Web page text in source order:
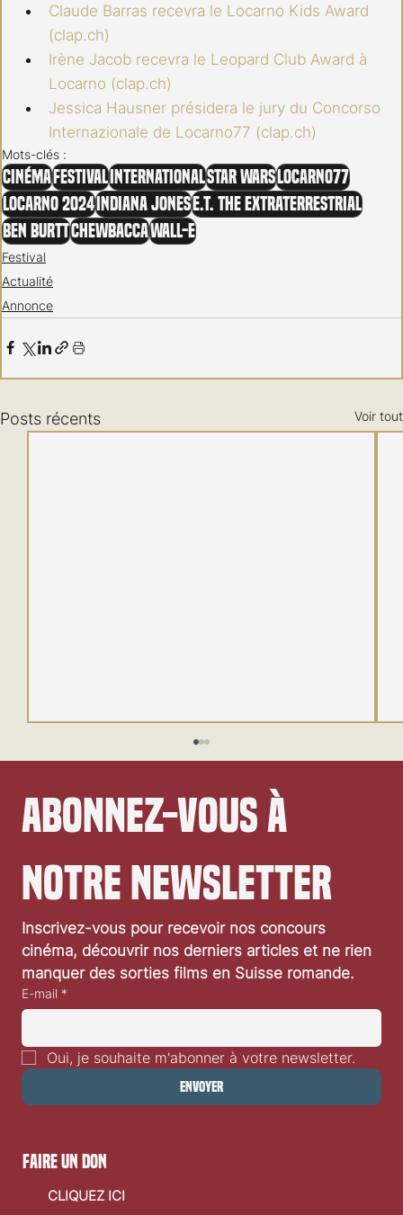
Claude Barras recevra le Locarno Kids Award
(clap.ch)
Irène Jacob recevra le Leopard Club Award à
Locarno (clap.ch)
Jessica Hausner présidera le jury du Concorso
Internazionale de Locarno77 (clap.ch)
Mots-clés :
Cinéma Festival InternationalStar Wars Locarno77
Locarno 2024 Indiana Jones E.T. The Extraterrestrial
Ben BurttChewbaccaWall-E
Festival
Actualité
Annonce
Posts récents Voir tout
Abonnez-vous à
notre newsletter
Inscrivez-vous pour recevoir nos concours
cinéma, découvrir nos derniers articles et ne rien
manquer des sorties films en Suisse romande.
E-mail *
Oui, je souhaite m'abonner à votre newsletter.
Envoyer
faire un don
CLIQUEZ ICI